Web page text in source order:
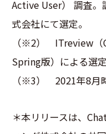
Active User） 調査
式会社にて選定。
（※2） ITreview（
Spring版）による選定
（※3） 2021年8月
＊本リリースは、